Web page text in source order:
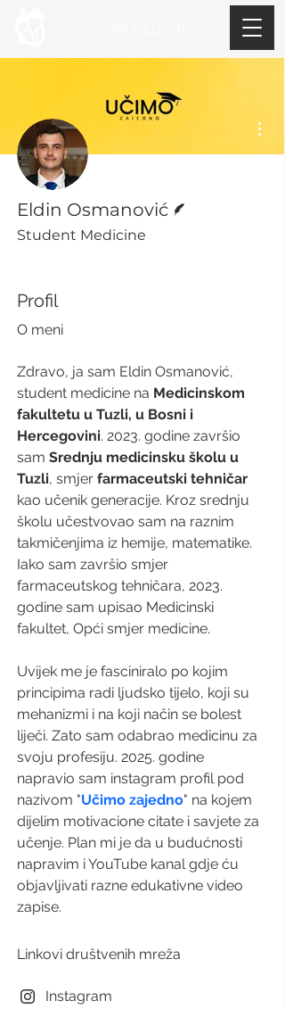
Eldin Osmanović
Student Medicine
Profil
O meni
Zdravo, ja sam Eldin Osmanović,
student medicine na Medicinskom
fakultetu u Tuzli, u Bosni i
Hercegovini. 2023. godine završio
sam Srednju medicinsku školu u
Tuzli, smjer farmaceutski tehničar
kao učenik generacije. Kroz srednju
školu učestvovao sam na raznim
takmičenjima iz hemije, matematike.
Iako sam završio smjer
farmaceutskog tehničara, 2023.
godine sam upisao Medicinski
fakultet, Opći smjer medicine.
Uvijek me je fasciniralo po kojim
principima radi ljudsko tijelo, koji su
mehanizmi i na koji način se bolest
liječi. Zato sam odabrao medicinu za
svoju profesiju. 2025. godine
napravio sam instagram profil pod
nazivom "Učimo zajedno" na kojem
dijelim motivacione citate i savjete za
učenje. Plan mi je da u budućnosti
napravim i YouTube kanal gdje ću
objavljivati razne edukativne video
zapise.
Linkovi društvenih mreža
Instagram